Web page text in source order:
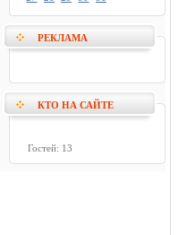
РЕКЛАМА
КТО НА САЙТЕ
Гостей: 13